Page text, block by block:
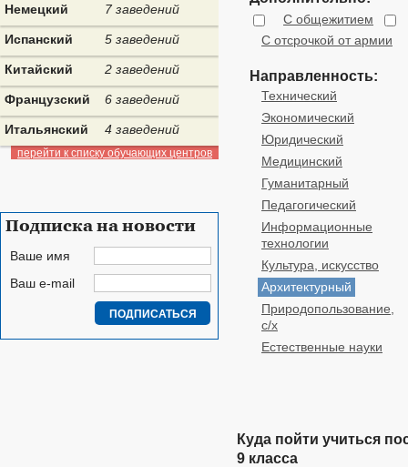
С общежитием
С отсрочкой от армии
Направленность:
Технический
Экономический
Юридический
Медицинский
Гуманитарный
Педагогический
Информационные
технологии
Культура, искусство
Архитектурный
Природопользование,
с/х
Естественные науки
Куда пойти учиться
9 класса
Немецкий 7 заведений
Испанский 5 заведений
Китайский 2 заведений
Французский 6 заведений
Итальянский 4 заведений
перейти к списку обучающих центров
Подписка на новости
Ваше имя
Ваш e-mail